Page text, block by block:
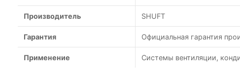
Производитель SHUFT
Гарантия Официальная гарантия
Применение Системы вентиляции,